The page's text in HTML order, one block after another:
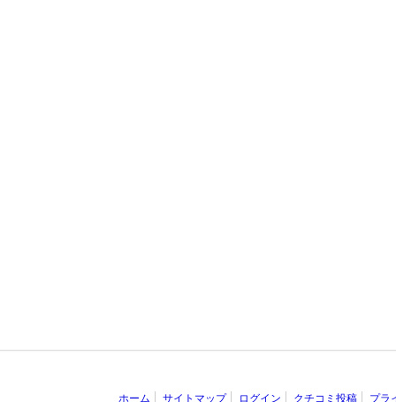
ホーム サイトマップ ログイン クチコミ投稿 プラ